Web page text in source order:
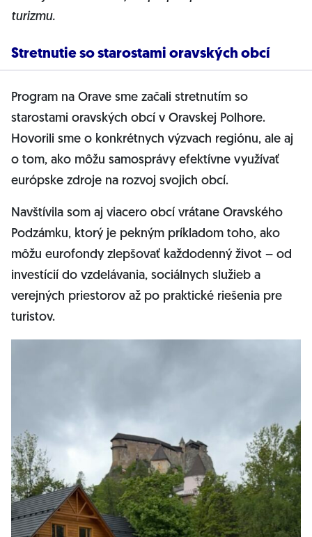
turizmu.
Stretnutie so starostami oravských obcí
Program na Orave sme začali stretnutím so
starostami oravských obcí v Oravskej Polhore.
Hovorili sme o konkrétnych výzvach regiónu, ale aj
o tom, ako môžu samosprávy efektívne využívať
európske zdroje na rozvoj svojich obcí.
Navštívila som aj viacero obcí vrátane Oravského
Podzámku, ktorý je pekným príkladom toho, ako
môžu eurofondy zlepšovať každodenný život – od
investícií do vzdelávania, sociálnych služieb a
verejných priestorov až po praktické riešenia pre
turistov.